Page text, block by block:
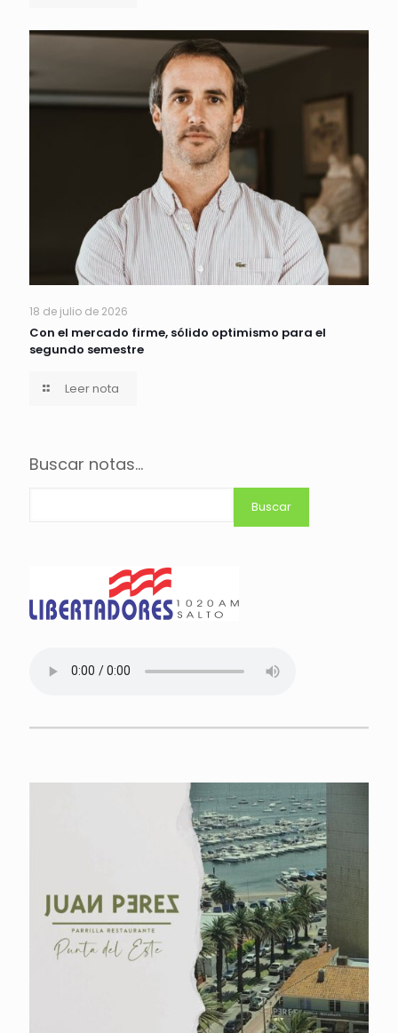
18 de julio de 2026
Con el mercado firme, sólido optimismo para el
segundo semestre
Leer nota
Buscar notas...
Buscar